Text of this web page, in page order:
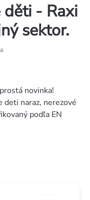
děti - Raxi
sektor.
novinka!
deti naraz, nerezové
podľa EN